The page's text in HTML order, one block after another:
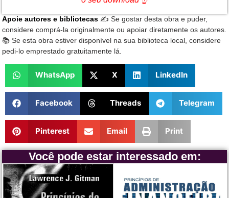
Apoie autores e bibliotecas ✍️ Se gostar desta obra e puder,
considere comprá-la originalmente ou apoiar diretamente os autores.
📚 Se esta obra estiver disponível na sua biblioteca local, considere
pedi-lo emprestado gratuitamente lá.
WhatsApp X LinkedIn
Facebook Threads Telegram
Pinterest Email Print
Você pode estar interessado em: